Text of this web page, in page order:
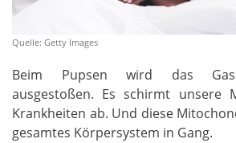
Quelle: Getty Images
Beim Pupsen wird das Gas
ausgestoßen. Es schirmt unsere
Krankheiten ab. Und diese
gesamtes Körpersystem in Gang.